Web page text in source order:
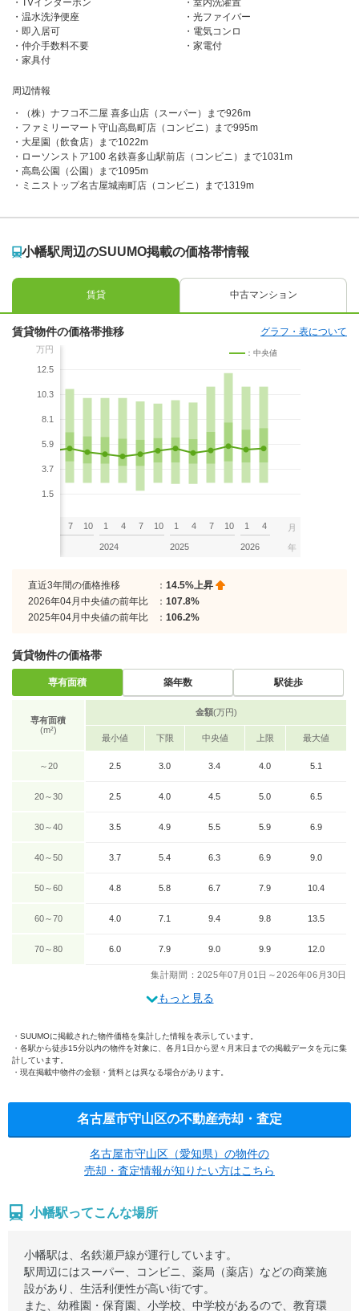
TVインターホン
室内洗濯置
温水洗浄便座
光ファイバー
即入居可
電気コンロ
仲介手数料不要
家電付
家具付
周辺情報
（株）ナフコ不二屋 喜多山店（スーパー）まで926m
ファミリーマート守山高島町店（コンビニ）まで995m
大星園（飲食店）まで1022m
ローソンストア100 名鉄喜多山駅前店（コンビニ）まで1031m
高島公園（公園）まで1095m
ミニストップ名古屋城南町店（コンビニ）まで1319m
小幡駅周辺のSUUMO掲載の価格帯情報
賃貸 中古マンション
賃貸物件の価格帯推移 グラフ・表について
万円
12.5
10.3
8.1
5.9
3.7
1.5
：中央値
7 10 1 4 7 10
2024
1 4 7 10
2025
1 4
2026
月
年
直近3年間の価格推移 ： 14.5%上昇
2026年04月中央値の前年比
： 107.8%
2025年04月中央値の前年比
： 106.2%
賃貸物件の価格帯
専有面積 築年数 駅徒歩
専有面積
(m²)
金額(万円)
最小値 下限 中央値 上限 最大値
～20 2.5 3.0 3.4 4.0 5.1
20～30 2.5 4.0 4.5 5.0 6.5
30～40 3.5 4.9 5.5 5.9 6.9
40～50 3.7 5.4 6.3 6.9 9.0
50～60 4.8 5.8 6.7 7.9 10.4
60～70 4.0 7.1 9.4 9.8 13.5
70～80 6.0 7.9 9.0 9.9 12.0
集計期間：2025年07月01日～2026年06月30日
もっと見る
SUUMOに掲載された物件価格を集計した情報を表示しています。
各駅から徒歩15分以内の物件を対象に、各月1日から翌々月末日までの掲載データを元に集
計しています。
現在掲載中物件の金額・賃料とは異なる場合があります。
名古屋市守山区の不動産売却・査定
名古屋市守山区（愛知県）の物件の
売却・査定情報が知りたい方はこちら
小幡駅ってこんな場所
小幡駅は、名鉄瀬戸線が運行しています。
駅周辺にはスーパー、コンビニ、薬局（薬店）などの商業施
設があり、生活利便性が高い街です。
また、幼稚園・保育園、小学校、中学校があるので、教育環